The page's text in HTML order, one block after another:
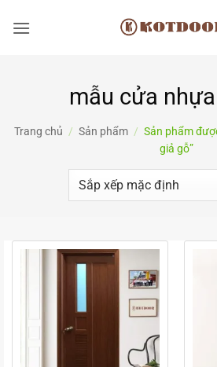
qua
mẫu cửa
Trang chủ / Sản phẩm / Sản phẩm
giả gỗ”